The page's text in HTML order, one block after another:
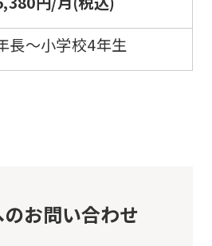
長〜小学校4年生
お問い合わせ
(start
automatic
translation)
page.